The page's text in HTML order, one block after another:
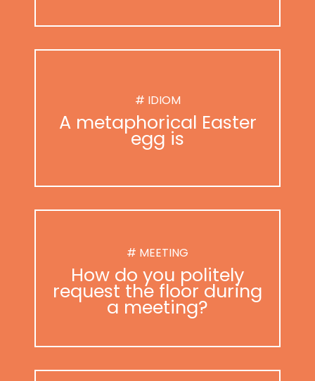
# IDIOM
A metaphorical Easter
egg is
# MEETING
How do you politely
request the floor during
a meeting?